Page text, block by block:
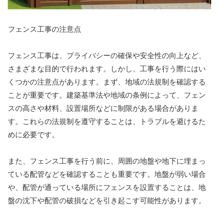
フェンス工事の注意点
フェンス工事は、プライバシーの確保や安全性の向上など、
さまざまな目的で行われます。しかし、工事を行う際にはい
くつかの注意点があります。まず、地域の法規制を確認する
ことが重要です。建築基準法や地域の条例によって、フェン
スの高さや材料、設置場所などに制限がある場合がありま
す。これらの法規制を遵守することは、トラブルを避けるた
めに必要です。
また、フェンス工事を行う前に、周囲の地盤や地下に埋まっ
ている配管などを確認することも重要です。地盤が弱い場合
や、配管が通っている場所にフェンスを設置することは、地
盤の沈下や配管の破損などを引き起こす可能性があります。